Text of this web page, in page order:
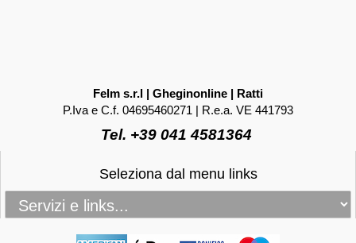
Felm s.r.l | Gheginonline | Ratti
P.Iva e C.f. 04695460271 | R.e.a. VE 441793
Tel. +39 041 4581364
Seleziona dal menu links